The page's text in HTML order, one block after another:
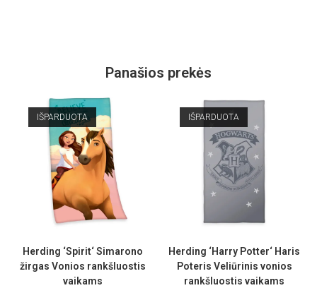
Panašios prekės
IŠPARDUOTA
Herding ‘Spirit‘ Simarono
žirgas Vonios rankšluostis
vaikams
IŠPARDUOTA
Herding ‘Harry Potter‘ Haris
Poteris Veliūrinis vonios
rankšluostis vaikams